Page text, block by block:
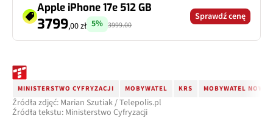
Apple iPhone 17e 512 GB
3799,00 zł 5% 3999.00
Sprawdź cenę
MINISTERSTWO CYFRYZACJI MOBYWATEL KRS MOBYWATEL
Źródła zdjęć: Marian Szutiak / Telepolis.pl
Źródła tekstu: Ministerstwo Cyfryzacji